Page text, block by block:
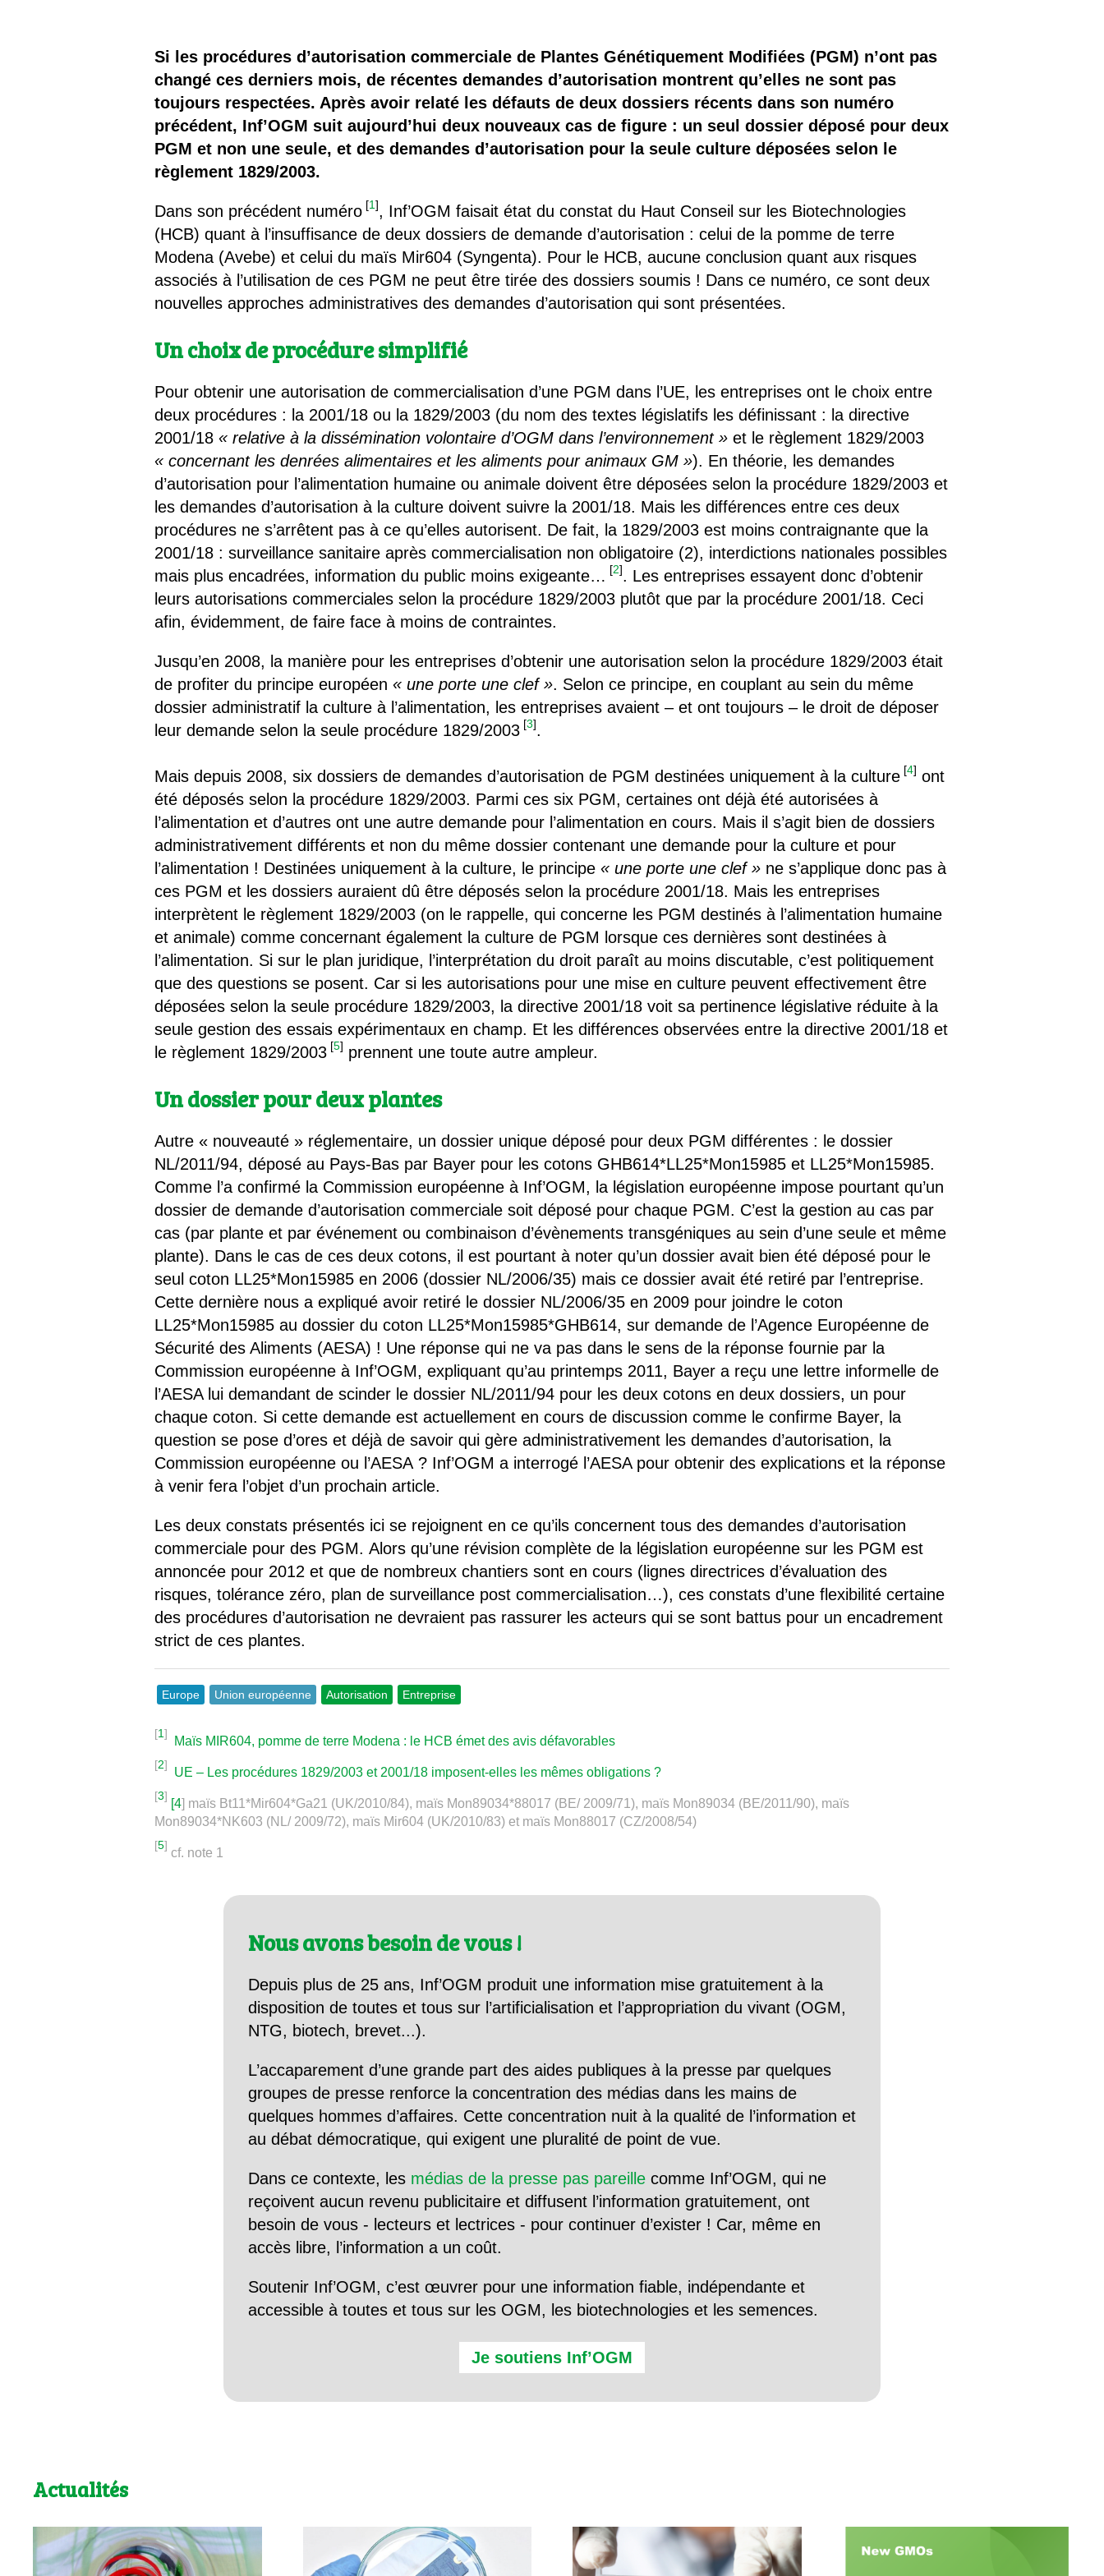
Il y a semence…. et semence
Quels sont les avantages et les inconvénients des OGM ?
Si les procédures d’autorisation commerciale de Plantes Génétiquement Modifiées (PGM) n’ont pas
changé ces derniers mois, de récentes demandes d’autorisation montrent qu’elles ne sont pas
toujours respectées. Après avoir relaté les défauts de deux dossiers récents dans son numéro
précédent, Inf’OGM suit aujourd’hui deux nouveaux cas de figure : un seul dossier déposé pour deux
PGM et non une seule, et des demandes d’autorisation pour la seule culture déposées selon le
règlement 1829/2003.
Dans son précédent numéro [1], Inf’OGM faisait état du constat du Haut Conseil sur les Biotechnologies
(HCB) quant à l’insuffisance de deux dossiers de demande d’autorisation : celui de la pomme de terre
Modena (Avebe) et celui du maïs Mir604 (Syngenta). Pour le HCB, aucune conclusion quant aux risques
associés à l’utilisation de ces PGM ne peut être tirée des dossiers soumis ! Dans ce numéro, ce sont deux
nouvelles approches administratives des demandes d’autorisation qui sont présentées.
Un choix de procédure simplifié
Pour obtenir une autorisation de commercialisation d’une PGM dans l’UE, les entreprises ont le choix entre
deux procédures : la 2001/18 ou la 1829/2003 (du nom des textes législatifs les définissant : la directive
2001/18« relative à la dissémination volontaire d’OGM dans l’environnement » et le règlement 1829/2003
« concernant les denrées alimentaires et les aliments pour animaux GM »). En théorie, les demandes
d’autorisation pour l’alimentation humaine ou animale doivent être déposées selon la procédure 1829/2003 et
les demandes d’autorisation à la culture doivent suivre la 2001/18. Mais les différences entre ces deux
procédures ne s’arrêtent pas à ce qu’elles autorisent. De fait, la 1829/2003 est moins contraignante que la
2001/18 : surveillance sanitaire après commercialisation non obligatoire (2), interdictions nationales possibles
mais plus encadrées, information du public moins exigeante… [2]. Les entreprises essayent donc d’obtenir
leurs autorisations commerciales selon la procédure 1829/2003 plutôt que par la procédure 2001/18. Ceci
afin, évidemment, de faire face à moins de contraintes.
Jusqu’en 2008, la manière pour les entreprises d’obtenir une autorisation selon la procédure 1829/2003 était
de profiter du principe européen « une porte une clef ». Selon ce principe, en couplant au sein du même
dossier administratif la culture à l’alimentation, les entreprises avaient – et ont toujours – le droit de déposer
leur demande selon la seule procédure 1829/2003 [3].
Mais depuis 2008, six dossiers de demandes d’autorisation de PGM destinées uniquement à la culture [4] ont
été déposés selon la procédure 1829/2003. Parmi ces six PGM, certaines ont déjà été autorisées à
l’alimentation et d’autres ont une autre demande pour l’alimentation en cours. Mais il s’agit bien de dossiers
administrativement différents et non du même dossier contenant une demande pour la culture et pour
l’alimentation ! Destinées uniquement à la culture, le principe« une porte une clef » ne s’applique donc pas à
ces PGM et les dossiers auraient dû être déposés selon la procédure 2001/18. Mais les entreprises
interprètent le règlement 1829/2003 (on le rappelle, qui concerne les PGM destinés à l’alimentation humaine
et animale) comme concernant également la culture de PGM lorsque ces dernières sont destinées à
l’alimentation. Si sur le plan juridique, l’interprétation du droit paraît au moins discutable, c’est politiquement
que des questions se posent. Car si les autorisations pour une mise en culture peuvent effectivement être
déposées selon la seule procédure 1829/2003, la directive 2001/18 voit sa pertinence législative réduite à la
seule gestion des essais expérimentaux en champ. Et les différences observées entre la directive 2001/18 et
le règlement 1829/2003 [5] prennent une toute autre ampleur.
Un dossier pour deux plantes
Autre « nouveauté » réglementaire, un dossier unique déposé pour deux PGM différentes : le dossier
NL/2011/94, déposé au Pays-Bas par Bayer pour les cotons GHB614*LL25*Mon15985 et LL25*Mon15985.
Comme l’a confirmé la Commission européenne à Inf’OGM, la législation européenne impose pourtant qu’un
dossier de demande d’autorisation commerciale soit déposé pour chaque PGM. C’est la gestion au cas par
cas (par plante et par événement ou combinaison d’évènements transgéniques au sein d’une seule et même
plante). Dans le cas de ces deux cotons, il est pourtant à noter qu’un dossier avait bien été déposé pour le
seul coton LL25*Mon15985 en 2006 (dossier NL/2006/35) mais ce dossier avait été retiré par l’entreprise.
Cette dernière nous a expliqué avoir retiré le dossier NL/2006/35 en 2009 pour joindre le coton
LL25*Mon15985 au dossier du coton LL25*Mon15985*GHB614, sur demande de l’Agence Européenne de
Sécurité des Aliments (AESA) ! Une réponse qui ne va pas dans le sens de la réponse fournie par la
Commission européenne à Inf’OGM, expliquant qu’au printemps 2011, Bayer a reçu une lettre informelle de
l’AESA lui demandant de scinder le dossier NL/2011/94 pour les deux cotons en deux dossiers, un pour
chaque coton. Si cette demande est actuellement en cours de discussion comme le confirme Bayer, la
question se pose d’ores et déjà de savoir qui gère administrativement les demandes d’autorisation, la
Commission européenne ou l’AESA ? Inf’OGM a interrogé l’AESA pour obtenir des explications et la réponse
à venir fera l’objet d’un prochain article.
Les deux constats présentés ici se rejoignent en ce qu’ils concernent tous des demandes d’autorisation
commerciale pour des PGM. Alors qu’une révision complète de la législation européenne sur les PGM est
annoncée pour 2012 et que de nombreux chantiers sont en cours (lignes directrices d’évaluation des
risques, tolérance zéro, plan de surveillance post commercialisation…), ces constats d’une flexibilité certaine
des procédures d’autorisation ne devraient pas rassurer les acteurs qui se sont battus pour un encadrement
strict de ces plantes.
Europe Union européenne Autorisation Entreprise
[1]
Maïs MIR604, pomme de terre Modena : le HCB émet des avis défavorables
[2]
UE – Les procédures 1829/2003 et 2001/18 imposent-elles les mêmes obligations ?
[3]
[4] maïs Bt11*Mir604*Ga21 (UK/2010/84), maïs Mon89034*88017 (BE/ 2009/71), maïs Mon89034 (BE/2011/90), maïs
Mon89034*NK603 (NL/ 2009/72), maïs Mir604 (UK/2010/83) et maïs Mon88017 (CZ/2008/54)
[5]
cf. note 1
Nous avons besoin de vous !
Depuis plus de 25 ans, Inf’OGM produit une information mise gratuitement à la
disposition de toutes et tous sur l’artificialisation et l’appropriation du vivant (OGM,
NTG, biotech, brevet...).
L’accaparement d’une grande part des aides publiques à la presse par quelques
groupes de presse renforce la concentration des médias dans les mains de
quelques hommes d’affaires. Cette concentration nuit à la qualité de l’information et
au débat démocratique, qui exigent une pluralité de point de vue.
Dans ce contexte, les médias de la presse pas pareille comme Inf’OGM, qui ne
reçoivent aucun revenu publicitaire et diffusent l’information gratuitement, ont
besoin de vous - lecteurs et lectrices - pour continuer d’exister ! Car, même en
accès libre, l’information a un coût.
Soutenir Inf’OGM, c’est œuvrer pour une information fiable, indépendante et
accessible à toutes et tous sur les OGM, les biotechnologies et les semences.
Je soutiens Inf’OGM
Actualités